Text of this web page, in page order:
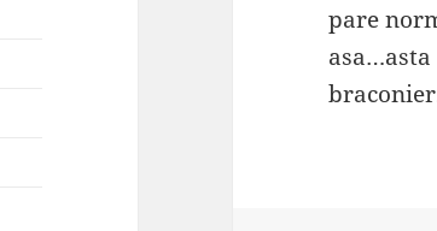
pare